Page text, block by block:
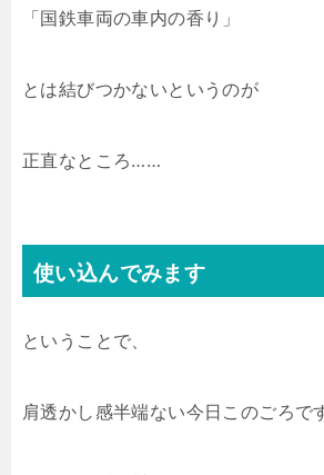
「国鉄車両の車内の香り」
とは結びつかないというのが
正直なところ……
使い込んでみます
ということで、
肩透かし感半端ない今日このごろで